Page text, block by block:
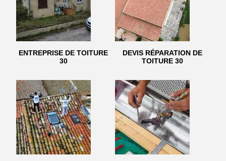
ENTREPRISE DE TOITURE
30
DEVIS RÉPARATION DE
TOITURE 30